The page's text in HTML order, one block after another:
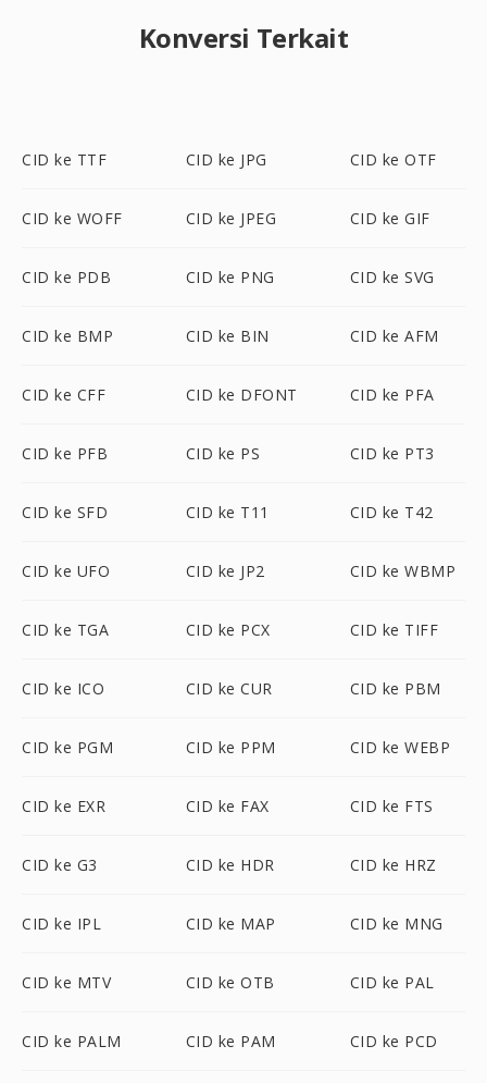
Konversi Terkait
CID ke TTF CID ke JPG CID ke OTF
CID ke WOFF CID ke JPEG CID ke GIF
CID ke PDB CID ke PNG CID ke SVG
CID ke BMP CID ke BIN CID ke AFM
CID ke CFF CID ke DFONT CID ke PFA
CID ke PFB CID ke PS CID ke PT3
CID ke SFD CID ke T11 CID ke T42
CID ke UFO CID ke JP2 CID ke WBMP
CID ke TGA CID ke PCX CID ke TIFF
CID ke ICO CID ke CUR CID ke PBM
CID ke PGM CID ke PPM CID ke WEBP
CID ke EXR CID ke FAX CID ke FTS
CID ke G3 CID ke HDR CID ke HRZ
CID ke IPL CID ke MAP CID ke MNG
CID ke MTV CID ke OTB CID ke PAL
CID ke PALM CID ke PAM CID ke PCD